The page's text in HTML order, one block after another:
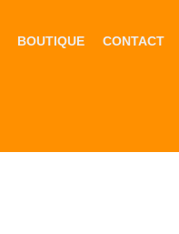
BOUTIQUE CONTACT